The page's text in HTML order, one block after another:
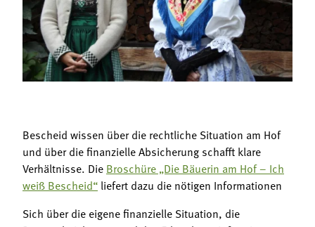
Mitgliedschaft
Landessekretariat
Bäuerliche Buffets
Hofgeschichten
Bescheid wissen über die rechtliche Situation am Hof
und über die finanzielle Absicherung schafft klare
Verhältnisse. Die Broschüre „Die Bäuerin am Hof – Ich
weiß Bescheid“ liefert dazu die nötigen Informationen
Sich über die eigene finanzielle Situation, die